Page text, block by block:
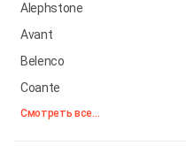
Alephstone
Avant
Belenco
Coante
Смотреть все...